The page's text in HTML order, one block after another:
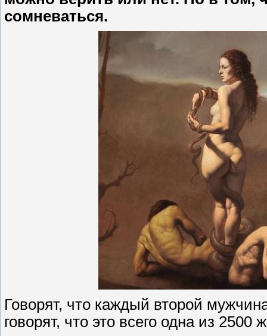
сомневаться.
Говорят, что каждый второй
говорят, что это всего одна из 2500